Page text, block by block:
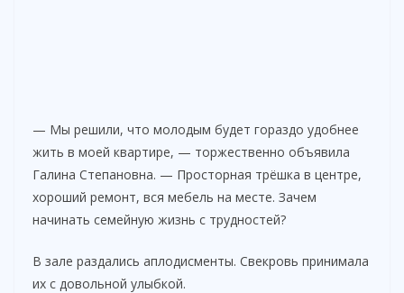
— Мы решили, что молодым будет гораздо удобнее
жить в моей квартире, — торжественно объявила
Галина Степановна. — Просторная трёшка в центре,
хороший ремонт, вся мебель на месте. Зачем
начинать семейную жизнь с трудностей?
В зале раздались аплодисменты. Свекровь принимала
их с довольной улыбкой.